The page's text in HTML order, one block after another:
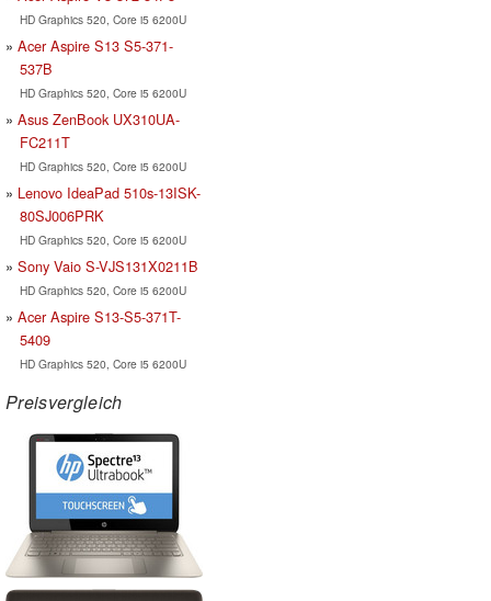
HD Graphics 520, Core i5 6200U
Acer Aspire S13 S5-371-
537B
HD Graphics 520, Core i5 6200U
Asus ZenBook UX310UA-
FC211T
HD Graphics 520, Core i5 6200U
Lenovo IdeaPad 510s-13ISK-
80SJ006PRK
HD Graphics 520, Core i5 6200U
Sony Vaio S-VJS131X0211B
HD Graphics 520, Core i5 6200U
Acer Aspire S13-S5-371T-
5409
HD Graphics 520, Core i5 6200U
Preisvergleich